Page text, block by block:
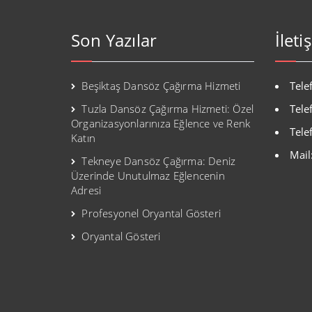
Son Yazılar
Beşiktaş Dansöz Çağırma Hizmeti
Tuzla Dansöz Çağırma Hizmeti: Özel
Organizasyonlarınıza Eğlence ve Renk
Katın
Tekneye Dansöz Çağırma: Deniz
Üzerinde Unutulmaz Eğlencenin
Adresi
Profesyonel Oryantal Gösteri
Oryantal Gösteri